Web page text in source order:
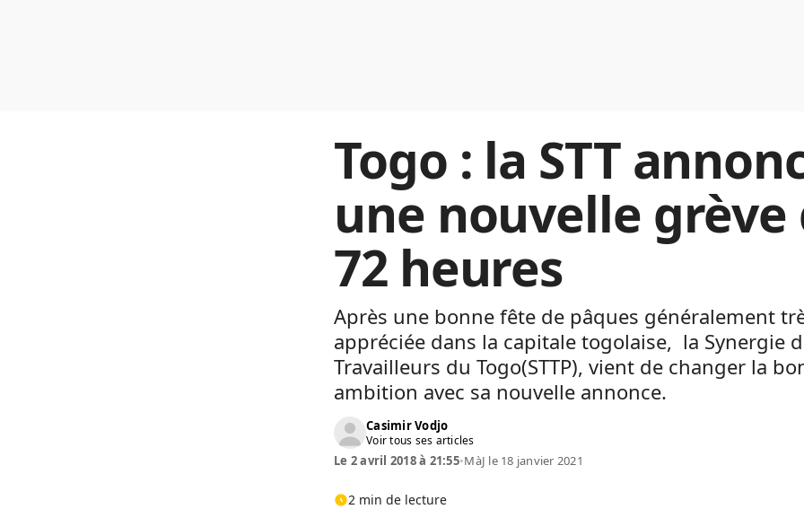
Togo : la STT
une nouvelle grève
72 heures
Après une bonne fête de pâques généralement
appréciée dans la capitale togolaise, la Synergie
Travailleurs du Togo(STTP), vient de changer la
ambition avec sa nouvelle annonce.
Casimir Vodjo
Voir tous ses articles
Le 2 avril 2018 à 21:55•MàJ le 18 janvier 2021
2 min de lecture